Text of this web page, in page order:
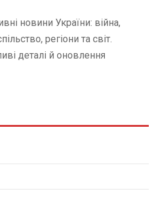
новини України: війна,
регіони та світ.
деталі й оновлення